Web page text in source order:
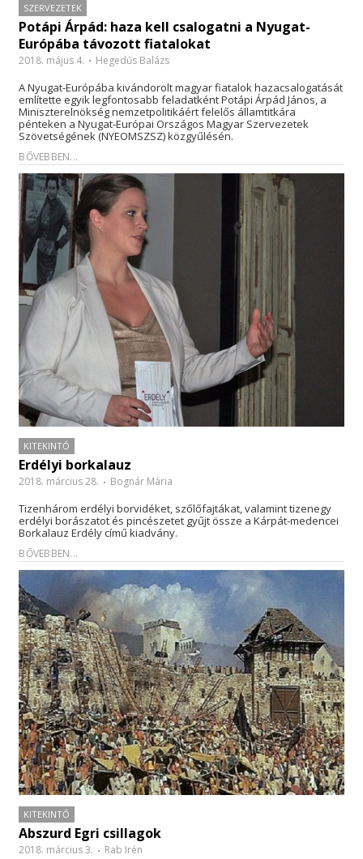
SZERVEZETEK
Potápi Árpád: haza kell csalogatni a Nyugat-
Európába távozott fiatalokat
2018. május 4. Hegedűs Balázs
A Nyugat-Európába kivándorolt magyar fiatalok hazacsalogatását
említette egyik legfontosabb feladatként Potápi Árpád János, a
Miniszterelnökség nemzetpolitikáért felelős államtitkára
pénteken a Nyugat-Európai Országos Magyar Szervezetek
Szövetségének (NYEOMSZSZ) közgyűlésén.
BŐVEBBEN...
KITEKINTŐ
Erdélyi borkalauz
2018. március 28. Bognár Mária
Tizenhárom erdélyi borvidéket, szőlőfajtákat, valamint tizenegy
erdélyi borászatot és pincészetet gyűjt össze a Kárpát-medencei
Borkalauz Erdély című kiadvány.
BŐVEBBEN...
KITEKINTŐ
Abszurd Egri csillagok
2018. március 3. Rab Irén